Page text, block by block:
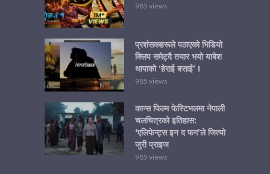
985 views
प्रशंसकहरूले पठाएको भिडियो
क्लिप समेट्दै तयार भयो याबेश
थापाको ‘हेराई बसाई’ !
985 views
कान्स फिल्म फेस्टिभलमा नेपाली
चलचित्रको इतिहास:
‘एलिफेन्ट्स इन द फग’ले जित्यो
जुरी प्राइज
985 views